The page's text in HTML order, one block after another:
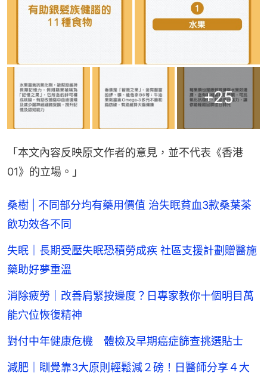
+25
「本文內容反映原文作者的意見，並不代表《香港
01》的立場。」
桑樹 | 不同部分均有藥用價值 治失眠貧血3款桑葉茶
飲功效各不同
失眠｜長期受壓失眠恐積勞成疾 社區支援計劃贈醫施
藥助好夢重溫
消除疲勞｜改善肩緊按邊度？日專家教你十個明目萬
能穴位恢復精神
對付中年健康危機 體檢及早期癌症篩查挑選貼士
減肥｜瞓覺靠3大原則輕鬆減２磅！日醫師分享４大